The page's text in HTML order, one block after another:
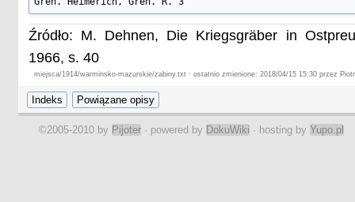
Źródło: M. Dehnen, Die Kriegsgräber in
1966, s. 40
miejsca/1914/warminsko-mazurskie/zabiny.txt · ostatnio zmienione: 2018/04/15 15:30 przez
©2005-2010 by Pijoter · powered by DokuWiki · hosting by Yupo.pl